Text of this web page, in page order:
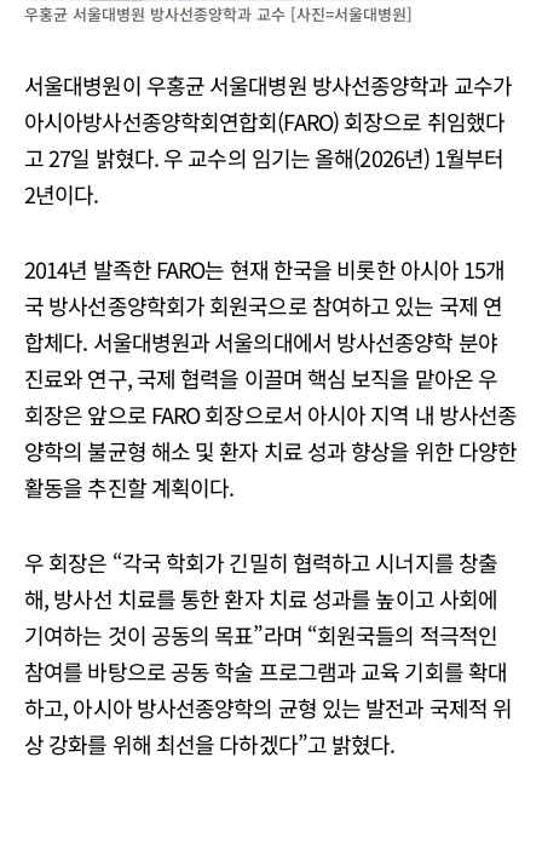
우홍균 서울대병원 방사선종양학과 교수 [사진=서울대병원]
서울대병원이 우홍균 서울대병원 방사선종양학과 교수가
아시아방사선종양학회연합회(FARO) 회장으로 취임했다
고 27일 밝혔다. 우 교수의 임기는 올해(2026년) 1월부터
2년이다.
2014년 발족한 FARO는 현재 한국을 비롯한 아시아 15개
국 방사선종양학회가 회원국으로 참여하고 있는 국제 연
합체다. 서울대병원과 서울의대에서 방사선종양학 분야
진료와 연구, 국제 협력을 이끌며 핵심 보직을 맡아온 우
회장은 앞으로 FARO 회장으로서 아시아 지역 내 방사선종
양학의 불균형 해소 및 환자 치료 성과 향상을 위한 다양한
활동을 추진할 계획이다.
우 회장은 “각국 학회가 긴밀히 협력하고 시너지를 창출
해, 방사선 치료를 통한 환자 치료 성과를 높이고 사회에
기여하는 것이 공동의 목표”라며 “회원국들의 적극적인
참여를 바탕으로 공동 학술 프로그램과 교육 기회를 확대
하고, 아시아 방사선종양학의 균형 있는 발전과 국제적 위
상 강화를 위해 최선을 다하겠다”고 밝혔다.